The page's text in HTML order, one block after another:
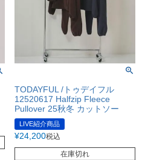
TODAYFUL /トゥデイフル
12520617 Halfzip Fleece
Pullover 25秋冬 カットソー
LIVE紹介商品
¥24,200税込
在庫切れ